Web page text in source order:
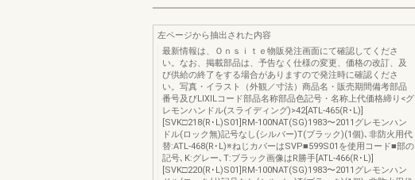
左ページから抽出された内容
最新情報は、Ｏｎｓｉｔｅ物販発注画面にて確認してくださ
い。なお、掲載部品は、予告なく仕様の変更、価格の改訂、及
び供給の終了をする場合がありますので発注時に確認くださ
い。写真・イラスト（外観／寸法）商品名・販売期間備考部品
番号及びLIXILコード部品名称部品色記号・名称上代価格締り<グ
レモンハンドル(スライディング)>42[ATL-465(R･L)]
[SVK□218(R･L)S01]RM-100NAT(SG)1983〜2011グレモンハン
ドル(ロック無)記号なし(シルバー)T(ブラック)(1個)､非防火用代
替:ATL-468(R･L)※ねじカバーはSVP■599S01を使用コード■部の
記号､K:グレー､T:ブラック画像はR勝手[ATL-466(R･L)]
[SVK□220(R･L)S01]RM-100NAT(SG)1983〜2011グレモンハン